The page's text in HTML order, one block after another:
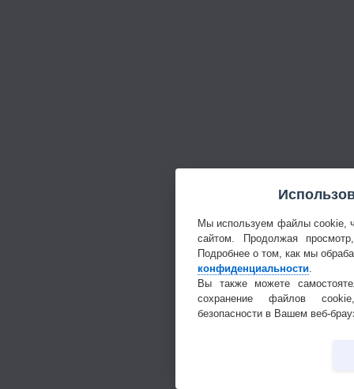
Мы используем файлы cookie,
сайтом. Продолжая
Подробнее о том, как мы
конфиденциальности
Вы также можете
сохранение файлов
безопасности в Вашем веб-